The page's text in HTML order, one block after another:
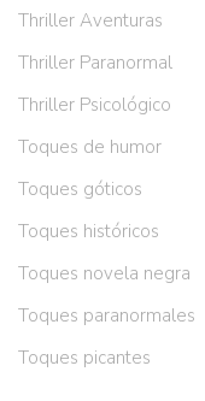
Thriller Aventuras
Thriller Paranormal
Thriller Psicológico
Toques de humor
Toques góticos
Toques históricos
Toques novela negra
Toques paranormales
Toques picantes